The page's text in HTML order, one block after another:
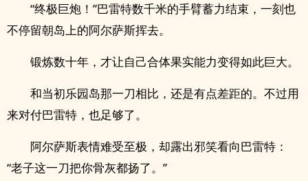
“终极巨炮！”巴雷特数千米的手臂蓄力结束，一刻也
不停留朝岛上的阿尔萨斯挥去。
锻炼数十年，才让自己合体果实能力变得如此巨大。
和当初乐园岛那一刀相比，还是有点差距的。不过用
来对付巴雷特，也足够了。
阿尔萨斯表情难受至极，却露出邪笑看向巴雷特：
“老子这一刀把你骨灰都扬了。”